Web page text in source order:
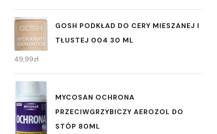
GOSH PODKŁAD DO CERY MIESZANEJ I
TŁUSTEJ 004 30 ML
49,99zł
MYCOSAN OCHRONA
PRZECIWGRZYBICZY AEROZOL DO
STÓP 80ML